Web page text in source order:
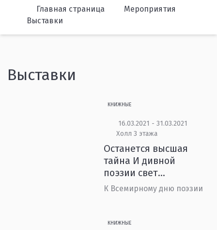
Главная страница
Мероприятия
Выставки
Выставки
КНИЖНЫЕ
16.03.2021 - 31.03.2021
Холл 3 этажа
Останется высшая
тайна И дивной
поэзии свет…
К Всемирному дню поэзии
КНИЖНЫЕ